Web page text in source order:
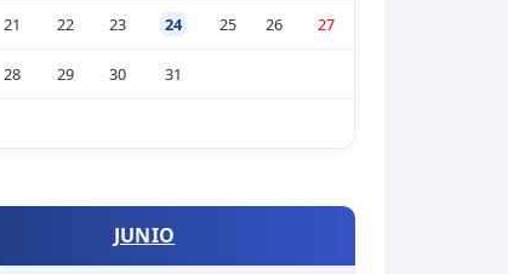
21 22 23 24 25 26 27
28 29 30 31
JUNIO